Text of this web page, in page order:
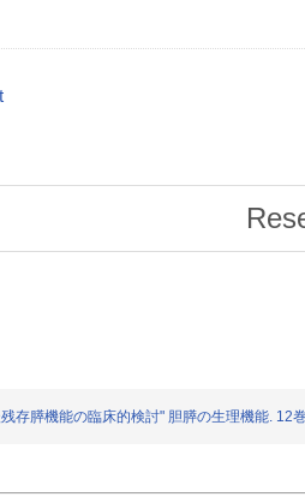
存膵機能の臨床的検討" 胆膵の生理機能. 12